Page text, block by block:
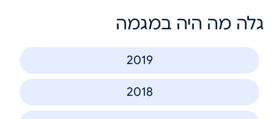
גלה מה היה במגמה
2019
2018